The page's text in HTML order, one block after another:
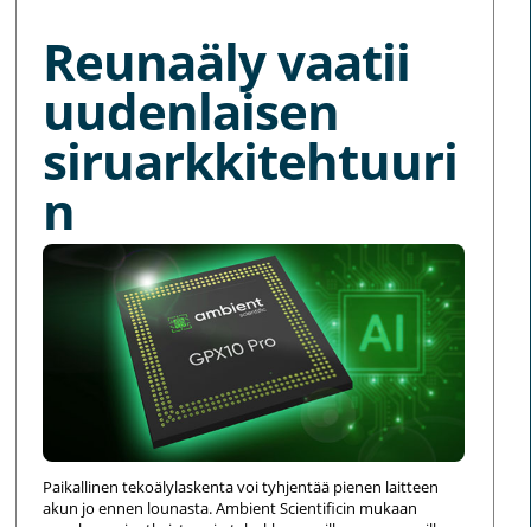
Reunaäly vaatii
uudenlaisen
siruarkkitehtuuri
n
Paikallinen tekoälylaskenta voi tyhjentää pienen laitteen
akun jo ennen lounasta. Ambient Scientificin mukaan